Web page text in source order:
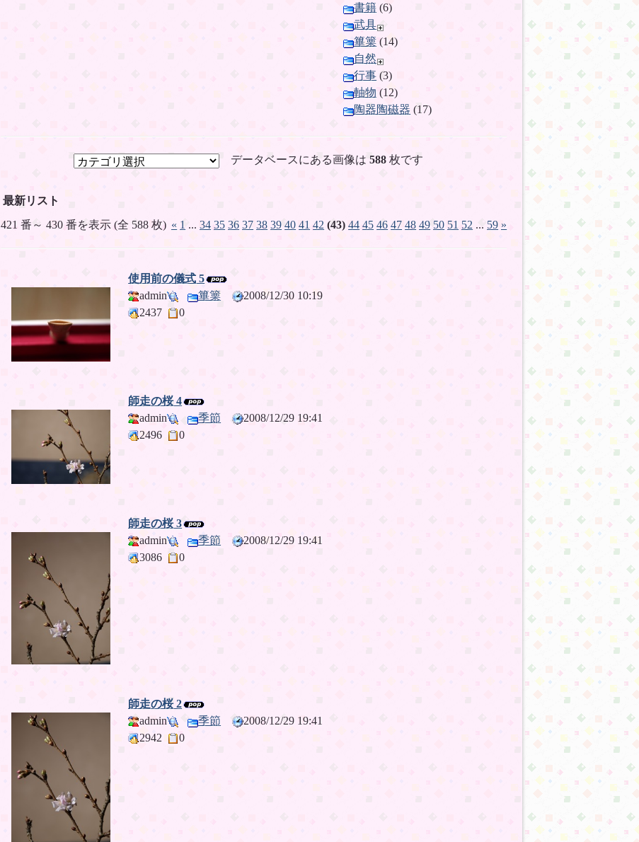
書籍 (6)
武具
篳篥 (14)
自然
行事 (3)
軸物 (12)
陶器陶磁器 (17)
データベースにある画像は 588枚です
最新リスト
421 番～ 430 番を表示 (全 588 枚) « 1 ...34 35 36 37 38 39 40 41 42 (43) 44 45 46 47 48 49 50 51 52 ... 59 »
使用前の儀式 5
admin
篳篥
2008/12/30 10:19
2437
0
師走の桜 4
admin
季節
2008/12/29 19:41
2496
0
師走の桜 3
admin
季節
2008/12/29 19:41
3086
0
師走の桜 2
admin
季節
2008/12/29 19:41
2942
0